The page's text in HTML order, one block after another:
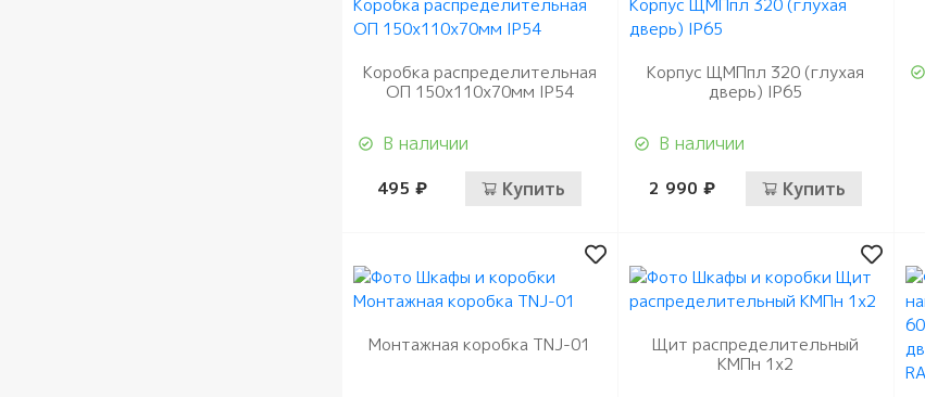
Коробка распределительная
ОП 150х110х70мм IP54
В наличии
495 ₽ Купить
Корпус ЩМПпл 320 (глухая
дверь) IP65
В наличии
2 990 ₽ Купить
Монтажная коробка TNJ-01
Щит распределительный
КМПн 1х2